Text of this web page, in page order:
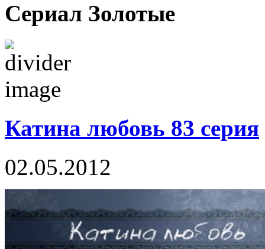
Сериал Золотые
Катина любовь 83 серия
02.05.2012